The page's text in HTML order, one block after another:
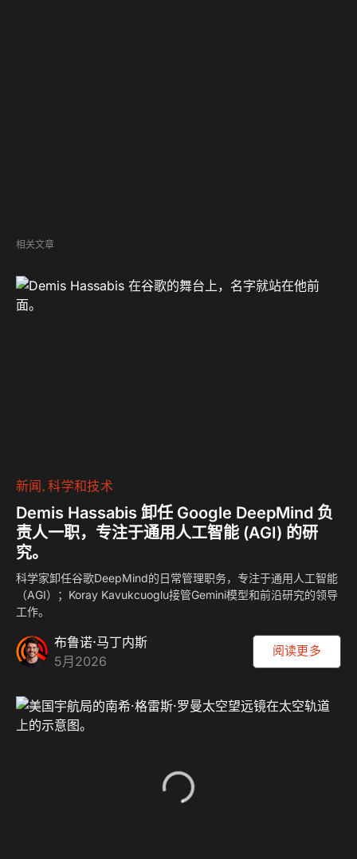
相关文章
新闻 科学和技术
Demis Hassabis 卸任 Google DeepMind 负
责人一职，专注于通用人工智能 (AGI) 的研
究。
科学家卸任谷歌DeepMind的日常管理职务，专注于通用人工智能
（AGI）；Koray Kavukcuoglu接管Gemini模型和前沿研究的领导
工作。
布鲁诺·马丁内斯
5月2026
阅读更多